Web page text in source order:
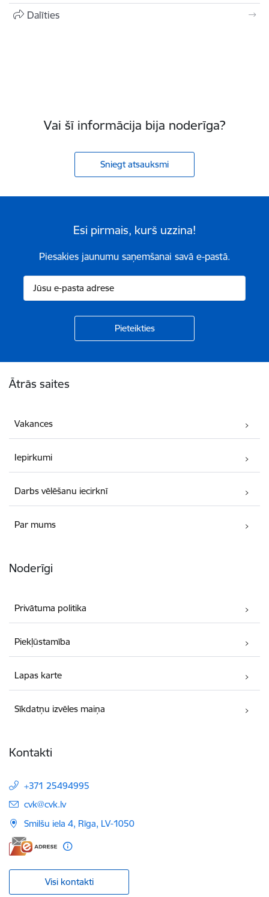
Dalīties
Vai šī informācija bija noderīga?
Sniegt atsauksmi
Esi pirmais, kurš uzzina!
Piesakies jaunumu saņemšanai savā e-pastā.
Ātrās saites
Vakances
Iepirkumi
Darbs vēlēšanu iecirknī
Par mums
Noderīgi
Privātuma politika
Piekļūstamība
Lapas karte
Sīkdatņu izvēles maiņa
Kontakti
+371 25494995
E-pasts:
cvk@cvk.lv
Smilšu iela 4, Rīga, LV-1050
Visi kontakti